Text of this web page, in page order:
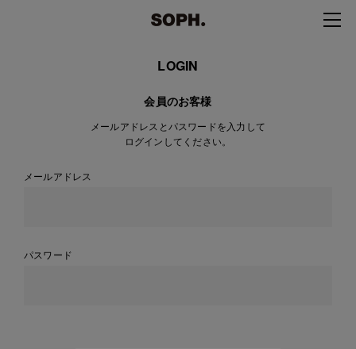
LOGIN
会員のお客様
メールアドレスとパスワードを入力して
ログインしてください。
メールアドレス
パスワード